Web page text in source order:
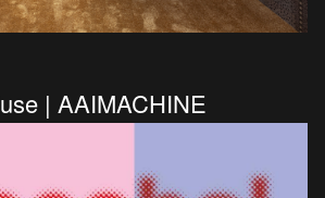
| AAIMACHINE